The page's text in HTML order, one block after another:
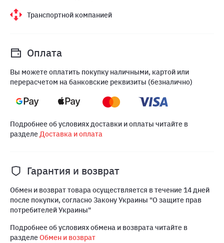
Транспортной компанией
Оплата
Вы можете оплатить покупку наличными, картой или
перерасчетом на банковские реквизиты (безналично)
Подробнее об условиях доставки и оплаты читайте в
разделеДоставка и оплата
Гарантия и возврат
Обмен и возврат товара осуществляется в течение 14 дней
после покупки, согласно Закону Украины "О защите прав
потребителей Украины"
Подробнее об условиях обмена и возврата читайте в
разделеОбмен и возврат